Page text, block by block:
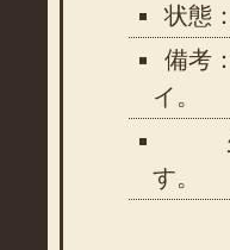
状態
備考
イ。
少
す。